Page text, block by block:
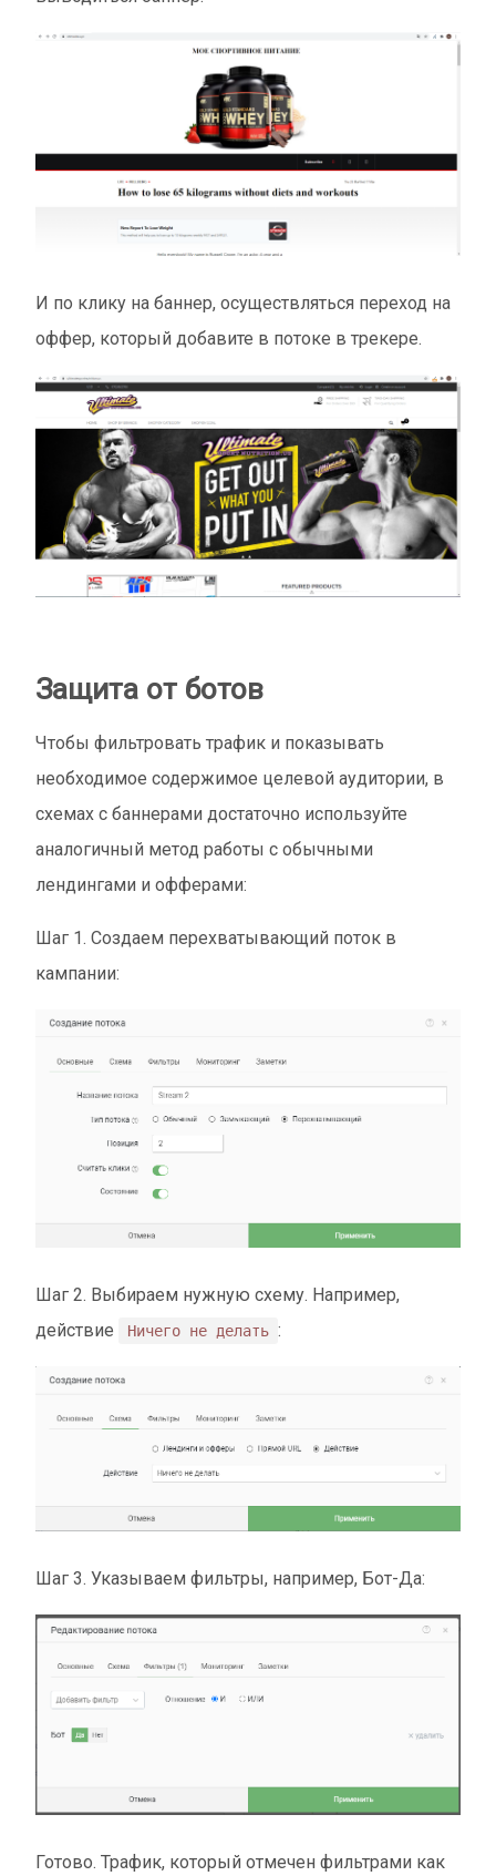
И по клику на баннер, осуществляться переход на
оффер, который добавите в потоке в трекере.
Защита от ботов
Чтобы фильтровать трафик и показывать
необходимое содержимое целевой аудитории, в
схемах с баннерами достаточно используйте
аналогичный метод работы с обычными
лендингами и офферами:
Шаг 1. Создаем перехватывающий поток в
кампании:
Шаг 2. Выбираем нужную схему. Например,
действие
Ничего не делать :
Шаг 3. Указываем фильтры, например, Бот-Да:
Готово. Трафик, который отмечен фильтрами как